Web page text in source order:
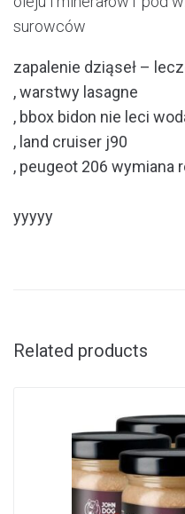
surowców
zapalenie dziąseł –
, warstwy lasagne
, bbox bidon nie leci
, land cruiser j90
, peugeot 206 wymiana
yyyyy
Related products